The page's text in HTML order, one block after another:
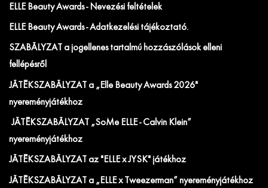
ELLE Beauty Awards - Nevezési feltételek
ELLE Beauty Awards - Adatkezelési tájékoztató.
SZABÁLYZAT a jogellenes tartalmú hozzászólások elleni
fellépésről
JÁTÉKSZABÁLYZAT a „Elle Beauty Awards 2026"
nyereményjátékhoz
JÁTÉKSZABÁLYZAT „SoMe ELLE - Calvin Klein”
nyereményjátékhoz
JÁTÉKSZABÁLYZAT az "ELLE x JYSK" játékhoz
JÁTÉKSZABÁLYZAT a „ELLE x Tweezerman” nyereményjátékhoz